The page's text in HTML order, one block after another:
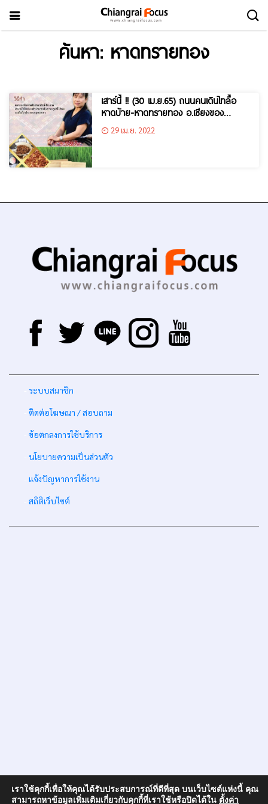
ค้นหา: หาดทรายทอง
เสาร์นี้ !! (30 เม.ย.65) ถนนคนเดินไทลื้อ
หาดบ้าย-หาดทรายทอง อ.เชียงของ
จ.เชียงราย
29 เม.ย. 2022
เราใช้คุกกี้เพื่อให้คุณได้รับประสบการณ์ที่ดีที่สุด บนเว็บไซต์แห่งนี้ คุณ
สามารถหาข้อมูลเพิ่มเติมเกี่ยวกับคุกกี้ที่เราใช้หรือปิดได้ใน ตั้งค่า
ระบบสมาชิก
ติดต่อโฆษณา / สอบถาม
ข้อตกลงการใช้บริการ
นโยบายความเป็นส่วนตัว
แจ้งปัญหาการใช้งาน
สถิติเว็บไซต์